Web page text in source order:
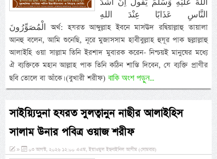
اللهُ عَلَيْهِ وَسَلَّمَ يَقُولُ اِنَّ أَشَدَّ
النَّاسِ عَذَابًا عِنْدَ اللهِ
الْمُصَوِّرُونَ অর্থ: হযরত আব্দুল্লাহ ইবনে মাসঊদ রদ্বিয়াল্লাহু তায়ালা
আনহু বলেন, আমি শুনেছি, নূরে মুজাসসাম হাবীবুল্লাহ হুযূর পাক ছল্লাল্লাহু
আলাইহি ওয়া সাল্লাম তিনি ইরশাদ মুবারক করেন- নিশ্চয়ই মানুষের মধ্যে
ঐ ব্যক্তিকে মহান আল্লাহ পাক তিনি কঠিন শাস্তি দিবেন, যে ব্যক্তি প্রাণীর
ছবি তোলে বা আঁকে। (বুখারী শরীফ)বাকি অংশ পড়ুন...
সাইয়্যিদুনা হযরত সুলত্বানুন নাছীর আলাইহিস
সালাম উনার পবিত্র ওয়াজ শরীফ
» ০৩ আগস্ট, ২০২৬ ১২:০০ এএম, ইয়াওমুল ইছনাইনিল আযীম (সোমবার)